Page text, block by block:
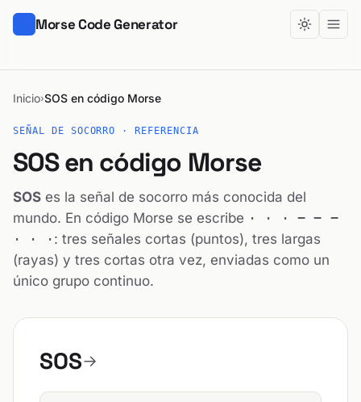
Morse Code Generator
Inicio›SOS en código Morse
SEÑAL DE SOCORRO · REFERENCIA
SOS en código Morse
SOS es la señal de socorro más conocida del
mundo. En código Morse se escribe · · · − − −
· · · : tres señales cortas (puntos), tres largas
(rayas) y tres cortas otra vez, enviadas como un
único grupo continuo.
SOS→